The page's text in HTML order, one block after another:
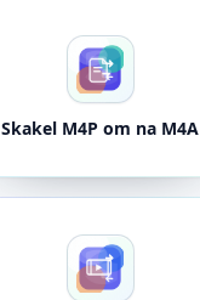
Skakel M4P om na M4A